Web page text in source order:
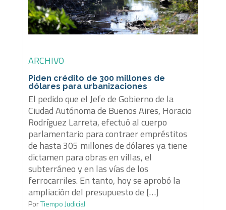
ARCHIVO
Piden crédito de 300 millones de
dólares para urbanizaciones
El pedido que el Jefe de Gobierno de la
Ciudad Autónoma de Buenos Aires, Horacio
Rodríguez Larreta, efectuó al cuerpo
parlamentario para contraer empréstitos
de hasta 305 millones de dólares ya tiene
dictamen para obras en villas, el
subterráneo y en las vías de los
ferrocarriles. En tanto, hoy se aprobó la
ampliación del presupuesto de […]
PorTiempo Judicial